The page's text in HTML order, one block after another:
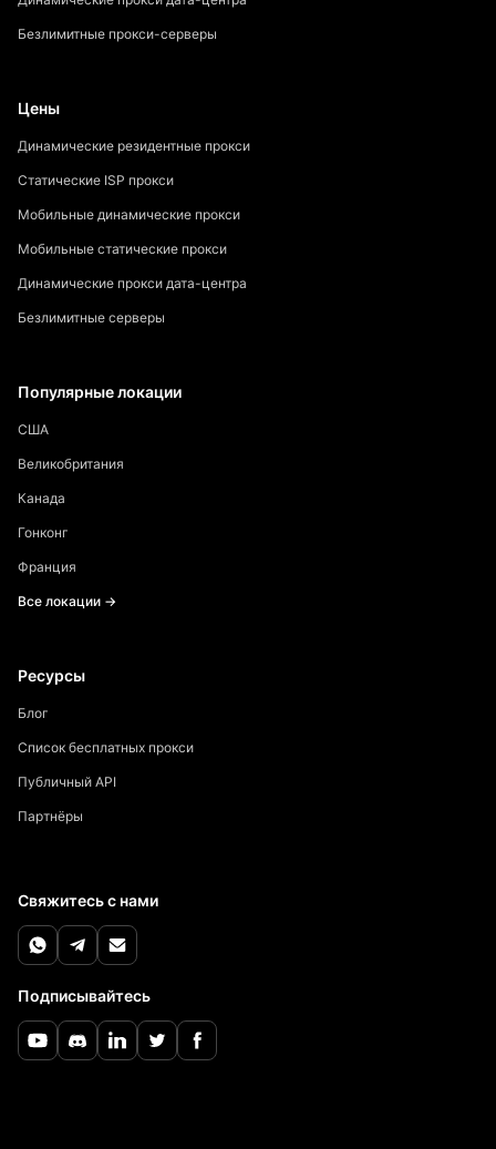
Безлимитные прокси-серверы
Цены
Динамические резидентные прокси
Статические ISP прокси
Мобильные динамические прокси
Мобильные статические прокси
Динамические прокси дата-центра
Безлимитные серверы
Популярные локации
США
Великобритания
Канада
Гонконг
Франция
Все локации →
Ресурсы
Блог
Список бесплатных прокси
Публичный API
Партнёры
Свяжитесь с нами
Подписывайтесь